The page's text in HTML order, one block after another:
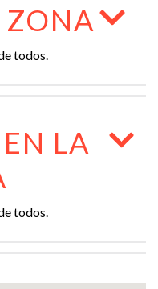
todos.
LA
todos.